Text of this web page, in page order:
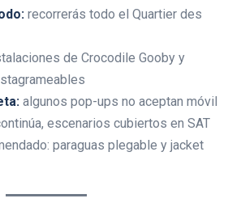
recorrerás todo el Quartier des
de Crocodile Gooby y
algunos pop-ups no aceptan móvil
escenarios cubiertos en SAT
paraguas plegable y jacket